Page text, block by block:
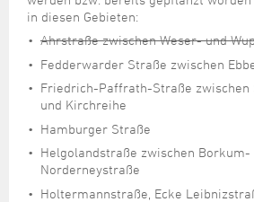
in diesen Gebieten:
Ahrstraße zwischen Weser- und
Fedderwarder Straße zwischen
Friedrich-Paffrath-Straße
und Kirchreihe
Hamburger Straße
Helgolandstraße zwischen Borkum-
Norderneystraße
Holtermannstraße, Ecke